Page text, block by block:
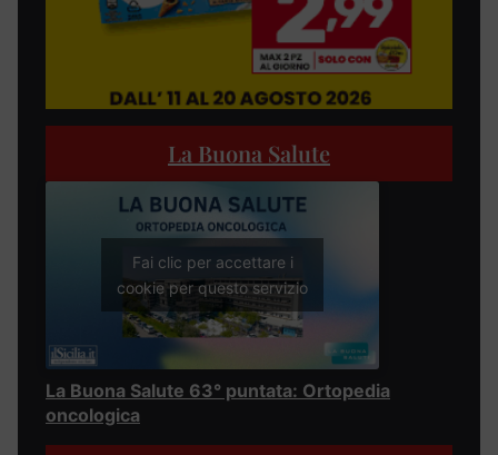
La Buona Salute
Fai clic per accettare i
cookie per questo servizio
La Buona Salute 63° puntata: Ortopedia
oncologica